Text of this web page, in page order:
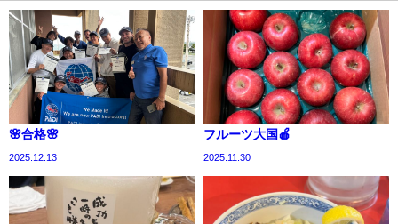
🌸合格🌸
2025.12.13
フルーツ大国🍎
2025.11.30